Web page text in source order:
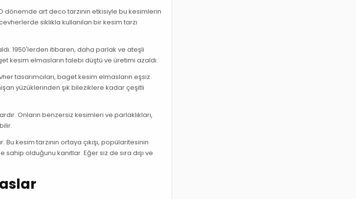
dönemde art deco tarzının etkisiyle bu kesimlerin
sıklıkla kullanılan bir kesim tarzı
1950'lerden itibaren, daha parlak ve ateşli
kesim elmasların talebi düştü ve üretimi azaldı.
tasarımcıları, baget kesim elmasların eşsiz
yüzüklerinden şık bileziklere kadar çeşitli
Onların benzersiz kesimleri ve parlaklıkları,
kesim tarzının ortaya çıkışı, popülaritesinin
olduğunu kanıtlar. Eğer siz de sıra dışı ve